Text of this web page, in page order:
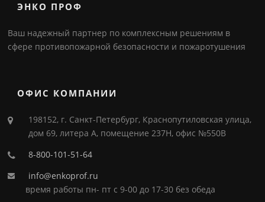
ЭНКО ПРОФ
Ваш надежный партнер по комплексным решениям в
сфере противопожарной безопасности и пожаротушения
ОФИС КОМПАНИИ
198152, г. Санкт-Петербург, Краснопутиловская улица,
дом 69, литера А, помещение 237Н, офис №550В
8-800-101-51-64
info@enkoprof.ru
время работы пн- пт с 9-00 до 17-30 без обеда